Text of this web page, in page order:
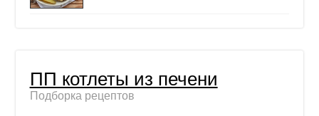
ПП котлеты из печени
Подборка рецептов